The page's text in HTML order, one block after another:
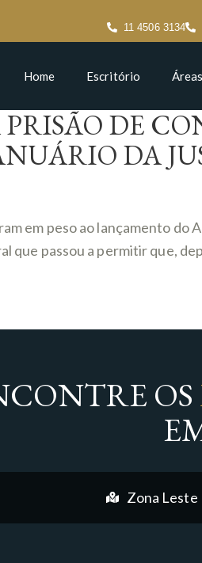
11 4506 3134
Home Escritório
DE
DA
em peso ao lançamento
que passou a permitir que,
OS
Zona Leste